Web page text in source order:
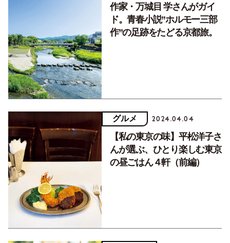
作家・万城目 学さんがガイ
ド。青春小説”ホルモー三部
作”の足跡をたどる京都旅。
グルメ 2024.04.04
【私の東京の味】平松洋子さ
んが選ぶ、ひとり楽しむ東京
の昼ごはん４軒（前編）